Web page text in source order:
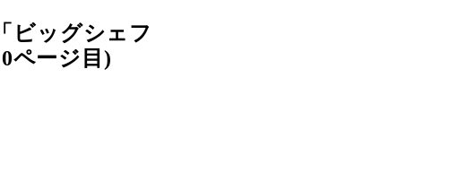
ビッグシェフ
ページ目)